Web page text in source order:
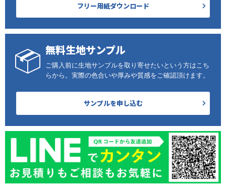
フリー用紙ダウンロード
無料生地サンプル
ご購入前に生地サンプルを取り寄せたいという方はこち
らから。実際の色合いや厚みや質感をご確認頂けます。
サンプルを申し込む